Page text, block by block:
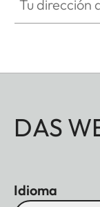
DAS
Idioma